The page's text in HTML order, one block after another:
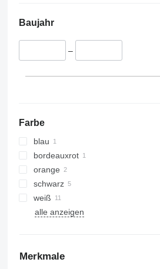
Baujahr
–
Farbe
blau
bordeauxrot
orange
schwarz
weiß
alle anzeigen
Merkmale